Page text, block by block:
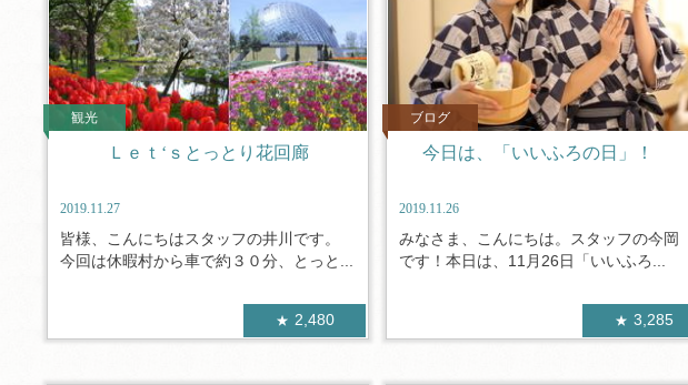
観光
Ｌｅｔ‘ｓとっとり花回廊
2019.11.27
皆様、こんにちはスタッフの井川です。
今回は休暇村から車で約３０分、とっと...
2,480
ブログ
今日は、「いいふろの日」！
2019.11.26
みなさま、こんにちは。スタッフの今岡
です！本日は、11月26日「いいふろ...
3,285